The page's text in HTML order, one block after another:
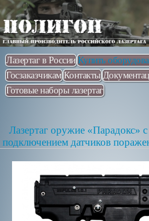
Лазертаг в России Купить
Госзаказчикам Контакты
Готовые наборы лазертаг
Лазертаг оружие «Парадокс»
подключением датчиков